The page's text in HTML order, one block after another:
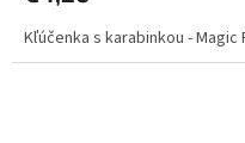
Kľúčenka s karabinkou - Magic